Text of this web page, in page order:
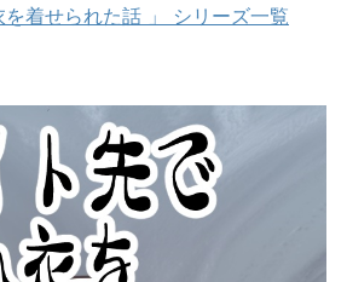
を着せられた話 」 シリーズ一覧